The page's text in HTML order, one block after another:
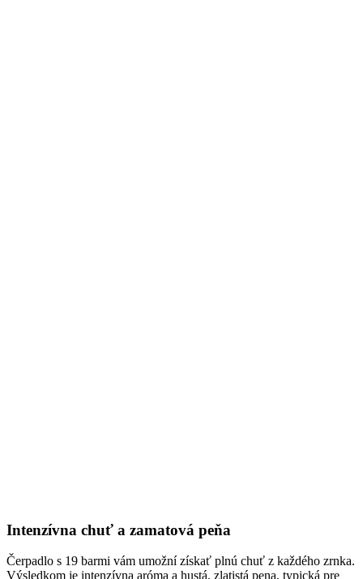
Intenzívna chuť a zamatová peňa
Čerpadlo s 19 barmi vám umožní získať plnú chuť z každého zrnka.
Výsledkom je intenzívna aróma a hustá, zlatistá pena, typická pre